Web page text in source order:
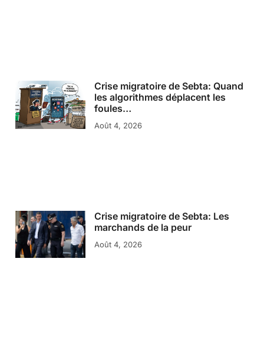
Crise migratoire de Sebta: Quand
les algorithmes déplacent les
foules…
Août 4, 2026
Crise migratoire de Sebta: Les
marchands de la peur
Août 4, 2026